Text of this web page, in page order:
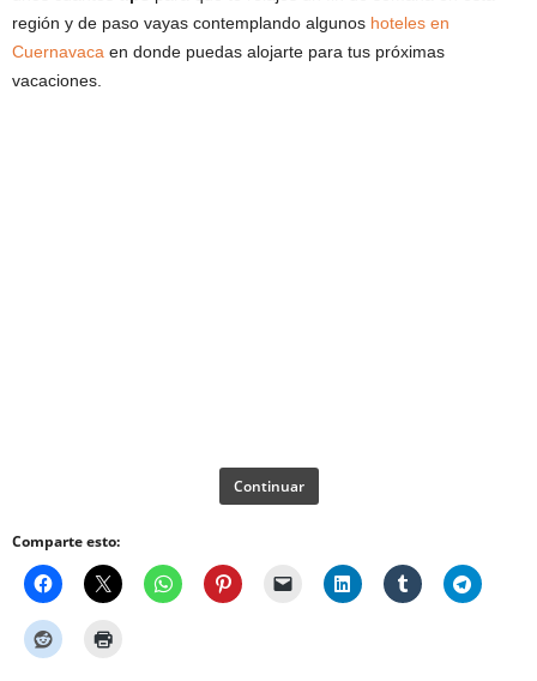
región y de paso vayas contemplando algunos hoteles en
Cuernavaca en donde puedas alojarte para tus próximas
vacaciones.
Continuar
Comparte esto: